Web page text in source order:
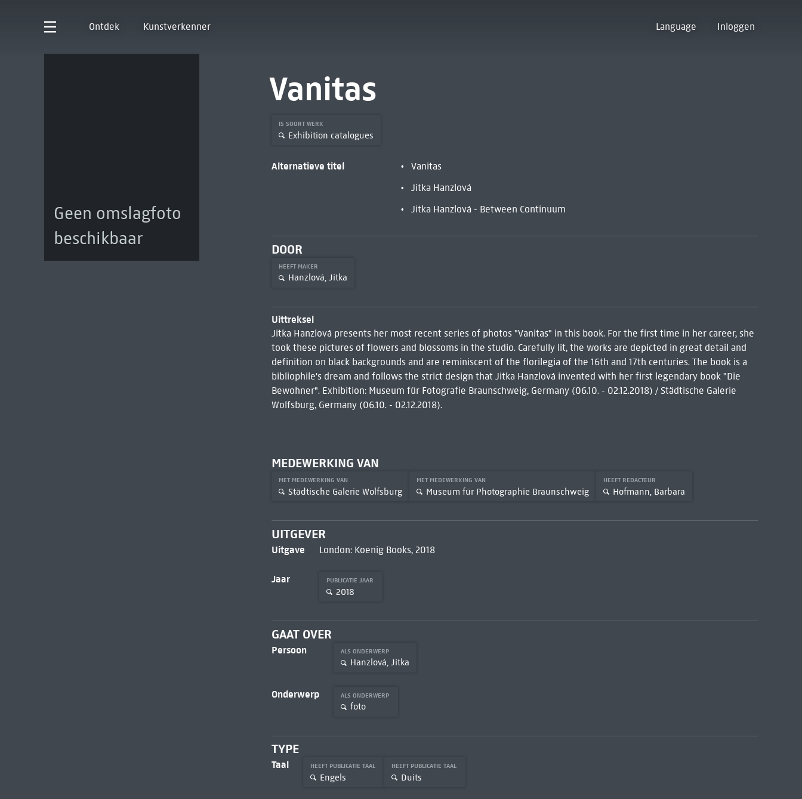
Ontdek Kunstverkenner Language Inloggen
Geen omslagfoto
beschikbaar
Vanitas
IS SOORT WERK
Exhibition catalogues
Alternatieve titel
Vanitas
Jitka Hanzlová
Jitka Hanzlová - Between Continuum
DOOR
HEEFT MAKER
Hanzlová, Jitka
Uittreksel
Jitka Hanzlová presents her most recent series of photos "Vanitas" in this book. For the first time in her career, she
took these pictures of flowers and blossoms in the studio. Carefully lit, the works are depicted in great detail and
definition on black backgrounds and are reminiscent of the florilegia of the 16th and 17th centuries. The book is a
bibliophile's dream and follows the strict design that Jitka Hanzlová invented with her first legendary book "Die
Bewohner". Exhibition: Museum für Fotografie Braunschweig, Germany (06.10. - 02.12.2018) / Städtische Galerie
Wolfsburg, Germany (06.10. - 02.12.2018).
MEDEWERKING VAN
MET MEDEWERKING VAN
Städtische Galerie Wolfsburg
MET MEDEWERKING VAN
Museum für Photographie Braunschweig
HEEFT REDACTEUR
Hofmann, Barbara
UITGEVER
Uitgave London: Koenig Books, 2018
Jaar PUBLICATIE JAAR
2018
GAAT OVER
Persoon ALS ONDERWERP
Hanzlová, Jitka
Onderwerp ALS ONDERWERP
foto
TYPE
Taal HEEFT PUBLICATIE TAAL
Engels
HEEFT PUBLICATIE TAAL
Duits